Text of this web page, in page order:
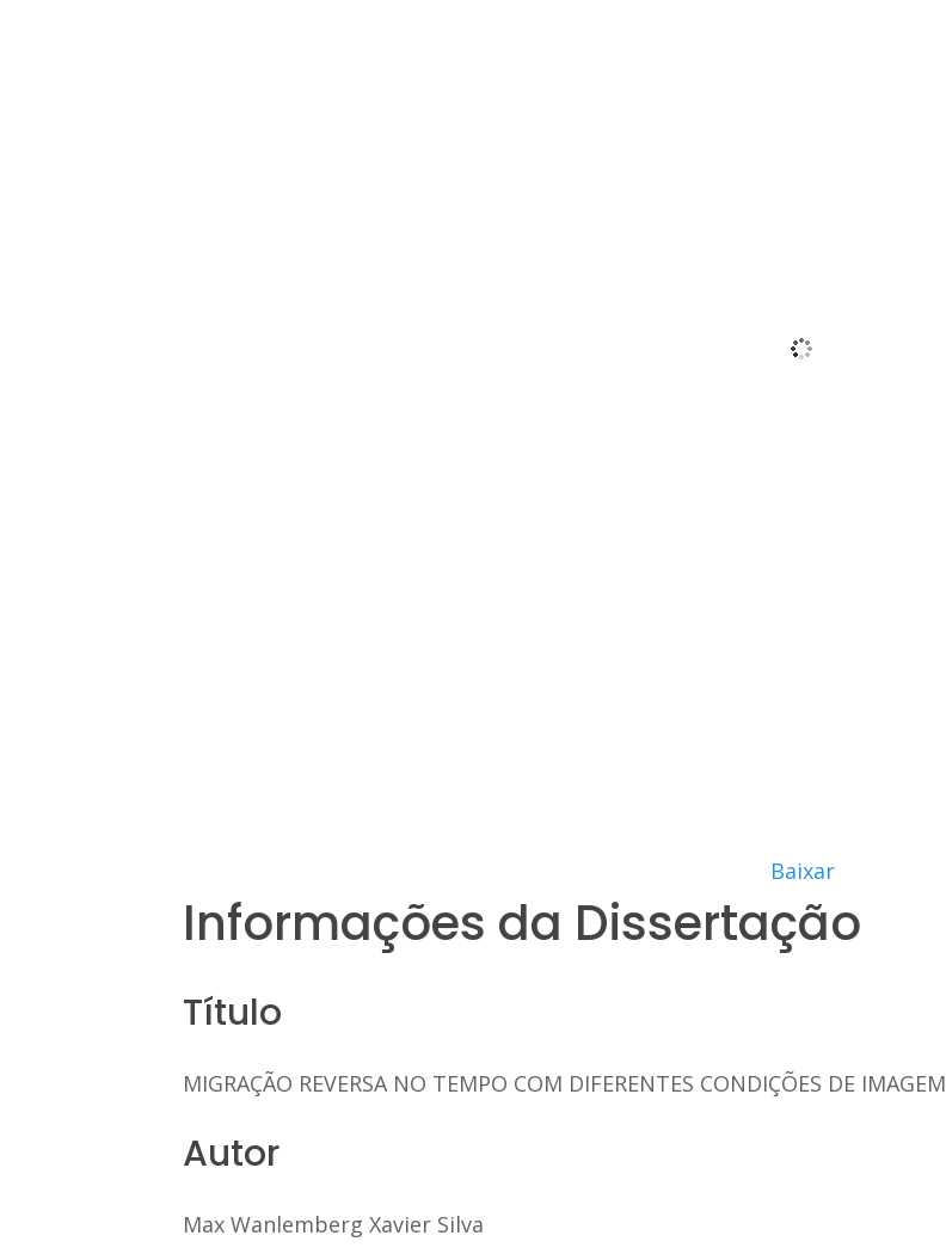
Baixar
Informações da Dissertação
Título
MIGRAÇÃO REVERSA NO TEMPO COM DIFERENTES CONDIÇÕES DE IMAGEM
Autor
Max Wanlemberg Xavier Silva